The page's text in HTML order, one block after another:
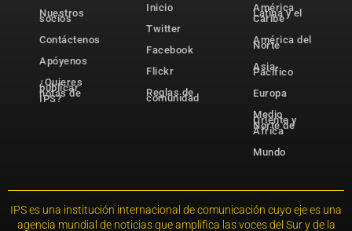
Nuestros
socios
Contáctenos
Apóyenos
¿Quieres
publicar
notas de
IPS?
Inicio
Twitter
Facebook
Flickr
Reglas de
comunidad
América
Latina y el
Caribe
América del
Norte
Asia-
Pacífico
Europa
Medio
Oriente y
Norte de
África
Mundo
IPS es una institución internacional de comunicación cuyo eje es una
agencia mundial de noticias que amplifica las voces del Sur y de la